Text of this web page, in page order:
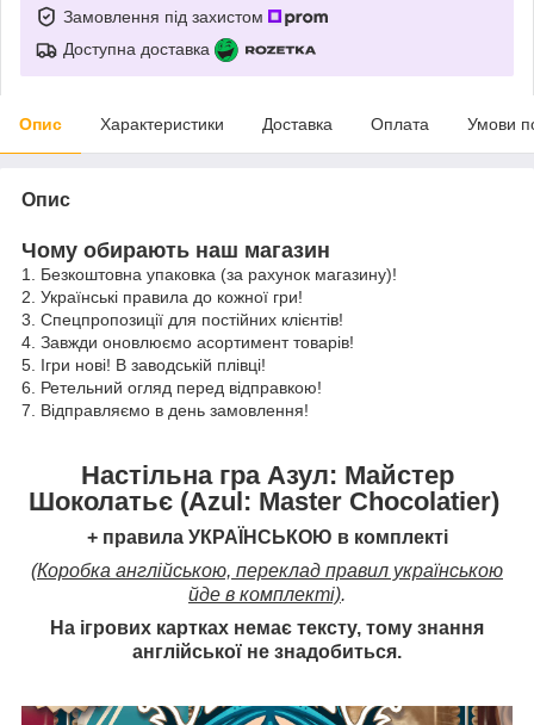
Замовлення під захистом
Доступна доставка
Опис Характеристики Доставка Оплата Умови
Опис
Чому обирають наш магазин
1. Безкоштовна упаковка (за рахунок магазину)!
2. Українські правила до кожної гри!
3. Спецпропозиції для постійних клієнтів!
4. Завжди оновлюємо асортимент товарів!
5. Ігри нові! В заводській плівці!
6. Ретельний огляд перед відправкою!
7. Відправляємо в день замовлення!
Настільна гра Азул: Майстер
Шоколатьє (Azul: Master Chocolatier)
+ правила УКРАЇНСЬКОЮ в комплекті
(Коробка англійською, переклад правил українською
йде в комплекті).
На ігрових картках немає тексту, тому знання
англійської не знадобиться.